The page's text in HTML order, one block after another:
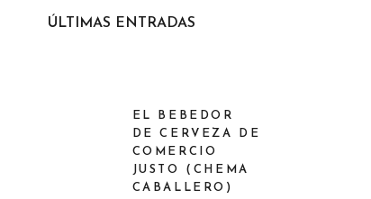
ÚLTIMAS ENTRADAS
EL BEBEDOR
DE CERVEZA DE
COMERCIO
JUSTO (CHEMA
CABALLERO)